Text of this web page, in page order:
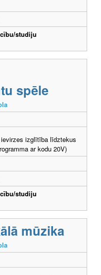
studiju
spēle
izglītība līdztekus
ar kodu 20V)
studiju
mūzika